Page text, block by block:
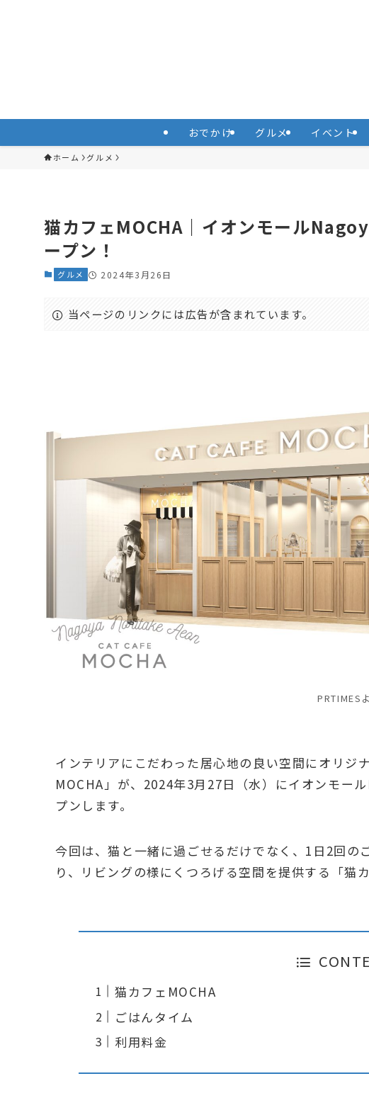
おでかけ グルメ イベント
ホーム グルメ
猫カフェMOCHA｜イオンモール
ープン！
グルメ 2024年3月26日
当ページのリンクには広告が含まれています。
PRTIMES
インテリアにこだわった居心地の良い空間にオリジ
MOCHA」が、2024年3月27日（水）にイオンモ
プンします。
今回は、猫と一緒に過ごせるだけでなく、1日2回の
り、リビングの様にくつろげる空間を提供する「猫
猫カフェMOCHA
ごはんタイム
利用料金